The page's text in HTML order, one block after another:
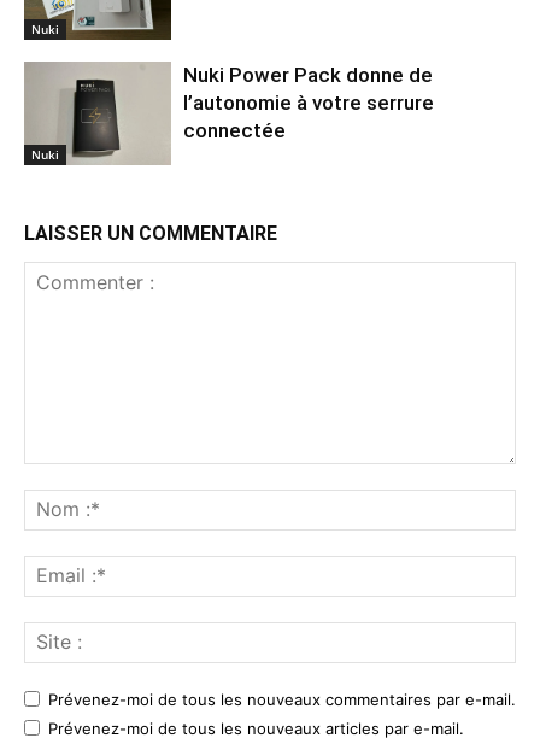
Nuki
Nuki
Nuki Power Pack donne de
l’autonomie à votre serrure
connectée
LAISSER UN COMMENTAIRE
:*
:*
:
Prévenez-moi de tous les nouveaux commentaires par e-mail.
Prévenez-moi de tous les nouveaux articles par e-mail.